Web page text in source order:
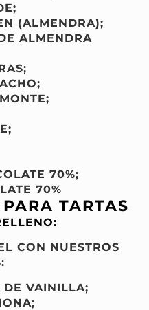
(ALMENDRA);
ALMENDRA
70%;
70%
TARTAS
CON NUESTROS
DE VAINILLA;